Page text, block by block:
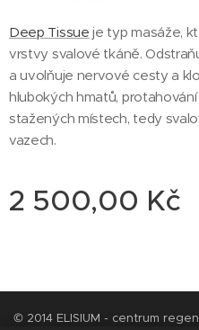
Deep Tissue je typ masáže,
vrstvy svalové tkáně.
a uvolňuje nervové cesty a
hlubokých hmatů,
stažených místech, tedy
vazech.
2 500,00 Kč
© 2014 ELISIUM - centrum